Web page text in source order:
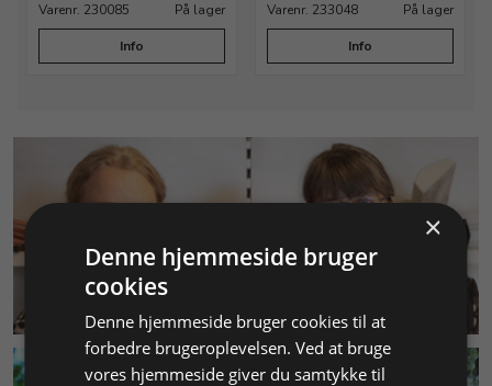
Varenr. 230085
På lager
Info
Varenr. 233048 På lager
Info
×
Denne hjemmeside bruger
cookies
Denne hjemmeside bruger cookies til at
forbedre brugeroplevelsen. Ved at bruge
vores hjemmeside giver du samtykke til